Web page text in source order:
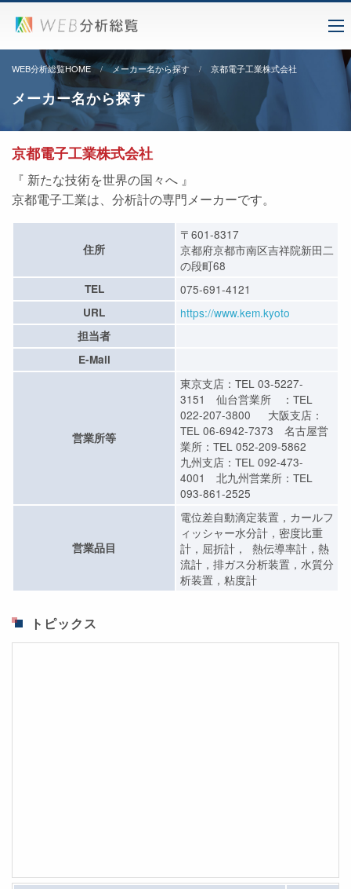
WEB分析総覧HOME メーカー名から探す 京都電子工業株式会社
メーカー名から探す
京都電子工業株式会社
『 新たな技術を世界の国々へ 』
京都電子工業は、分析計の専門メーカーです。
住所
〒601-8317
京都府京都市南区吉祥院新田二
の段町68
TEL 075-691-4121
URL https://www.kem.kyoto
担当者
E-Mail
営業所等
東京支店：TEL 03-5227-
3151 仙台営業所 ：TEL
022-207-3800 大阪支店：
TEL 06-6942-7373 名古屋営
業所：TEL 052-209-5862
九州支店：TEL 092-473-
4001 北九州営業所：TEL
093-861-2525
営業品目
電位差自動滴定装置，カールフ
ィッシャー水分計，密度比重
計，屈折計， 熱伝導率計，熱
流計，排ガス分析装置，水質分
析装置，粘度計
トピックス